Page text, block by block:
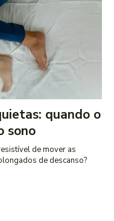
quando o
sono
de mover as
de descanso?